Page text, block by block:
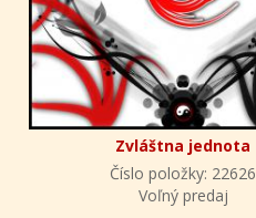
Zvláštna jednota
Číslo položky: 22626
Voľný predaj